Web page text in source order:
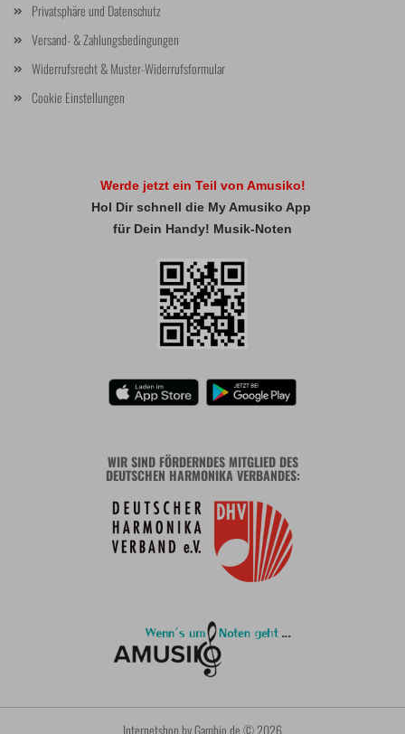
Privatsphäre und Datenschutz
Versand- & Zahlungsbedingungen
Widerrufsrecht & Muster-Widerrufsformular
Cookie Einstellungen
Werde jetzt ein Teil von Amusiko!
Hol Dir schnell die My Amusiko App
für Dein Handy! Musik-Noten
WIR SIND FÖRDERNDES MITGLIED DES
DEUTSCHEN HARMONIKA VERBANDES:
Internetshop by Gambio.de © 2026